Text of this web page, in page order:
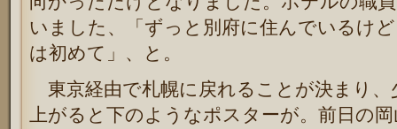
いました、「ずっと別府に住んでいるけ
は初めて」、と。
東京経由で札幌に戻れることが決まり
上がると下のようなポスターが。前日の